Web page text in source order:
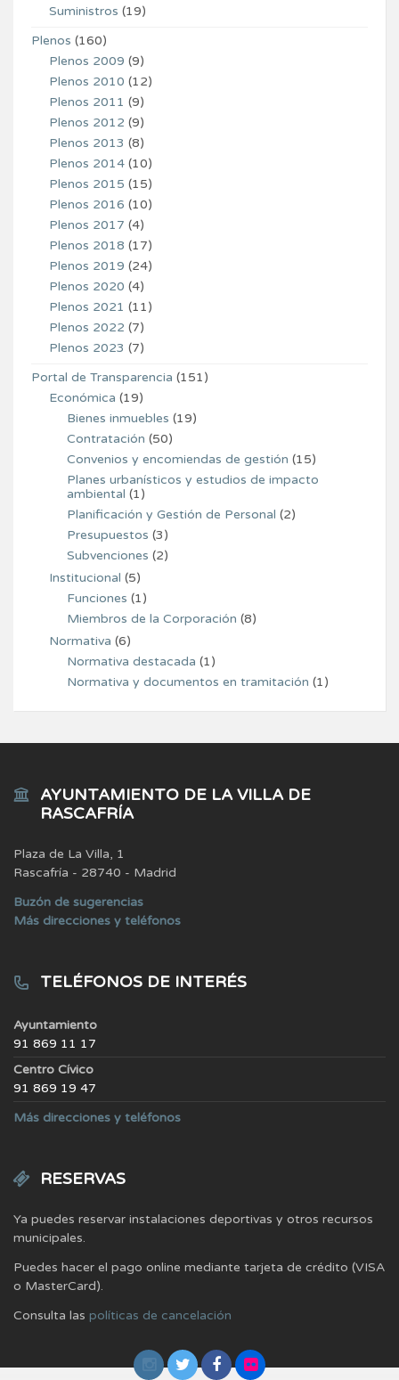
Suministros (19)
Plenos (160)
Plenos 2009 (9)
Plenos 2010 (12)
Plenos 2011 (9)
Plenos 2012 (9)
Plenos 2013 (8)
Plenos 2014 (10)
Plenos 2015 (15)
Plenos 2016 (10)
Plenos 2017 (4)
Plenos 2018 (17)
Plenos 2019 (24)
Plenos 2020 (4)
Plenos 2021 (11)
Plenos 2022 (7)
Plenos 2023 (7)
Portal de Transparencia (151)
Económica (19)
Bienes inmuebles (19)
Contratación (50)
Convenios y encomiendas de gestión (15)
Planes urbanísticos y estudios de impacto
ambiental (1)
Planificación y Gestión de Personal (2)
Presupuestos (3)
Subvenciones (2)
Institucional (5)
Funciones (1)
Miembros de la Corporación (8)
Normativa (6)
Normativa destacada (1)
Normativa y documentos en tramitación (1)
AYUNTAMIENTO DE LA VILLA DE
RASCAFRÍA
Plaza de La Villa, 1
Rascafría - 28740 - Madrid
Buzón de sugerencias
Más direcciones y teléfonos
TELÉFONOS DE INTERÉS
Ayuntamiento
91 869 11 17
Centro Cívico
91 869 19 47
Más direcciones y teléfonos
RESERVAS
Ya puedes reservar instalaciones deportivas y otros recursos
municipales.
Puedes hacer el pago online mediante tarjeta de crédito (VISA
o MasterCard).
Consulta las políticas de cancelación